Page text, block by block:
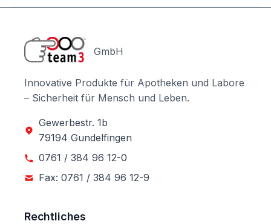
GmbH
Innovative Produkte für Apotheken und Labore
– Sicherheit für Mensch und Leben.
Gewerbestr. 1b
79194 Gundelfingen
0761 / 384 96 12-0
Fax: 0761 / 384 96 12-9
Rechtliches